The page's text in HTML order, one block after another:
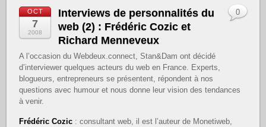
OCT
7
2008
Interviews de personnalités du
web (2) : Frédéric Cozic et
Richard Menneveux
A l’occasion du Webdeux.connect, Stan&Dam ont décidé
d’interviewer quelques acteurs du web en France. Experts,
blogueurs, entrepreneurs se présentent, répondent à nos
questions avec humour et nous donne leur vision des tendances
à venir.
Frédéric Cozic : consultant web, il est l’auteur de Monetiweb,
0